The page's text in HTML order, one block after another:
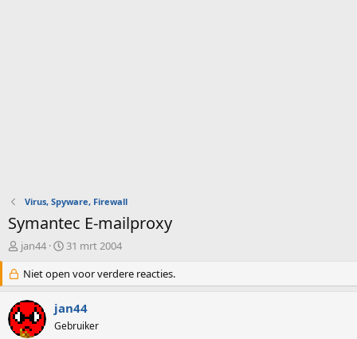
Virus, Spyware, Firewall
Symantec E-mailproxy
O
d
e
r
w
e
jan44
S
a
r
d
a
31 mrt 2004
Niet open voor verdere reacties.
jan44
Gebruiker